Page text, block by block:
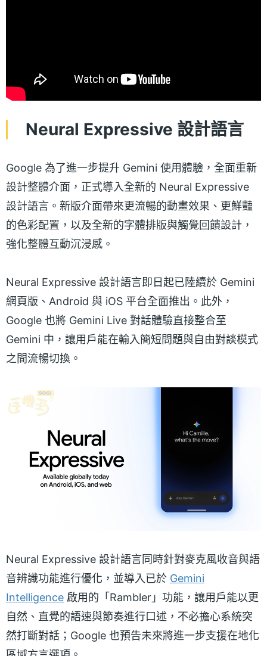
Neural Expressive 設計語言
Google 為了進一步提升 Gemini 使用體驗，全面重新
設計整體介面，正式導入全新的 Neural Expressive
設計語言。新版介面帶來更流暢的動畫效果、更鮮豔
的色彩配置，以及全新的字體排版與觸覺回饋設計，
強化整體互動沉浸感。
Neural Expressive 設計語言即日起已陸續於 Gemini
網頁版、Android 與 iOS 平台全面推出。此外，
Google 也將 Gemini Live 對話體驗直接整合至
Gemini 中，讓用戶能在輸入簡短問題與自由對談模式
之間流暢切換。
Neural Expressive 設計語言同時針對麥克風收音與語
音辨識功能進行優化，並導入已於 Gemini
Intelligence 啟用的「Rambler」功能，讓用戶能以更
自然、直覺的語速與節奏進行口述，不必擔心系統突
然打斷對話；Google 也預告未來將進一步支援在地化